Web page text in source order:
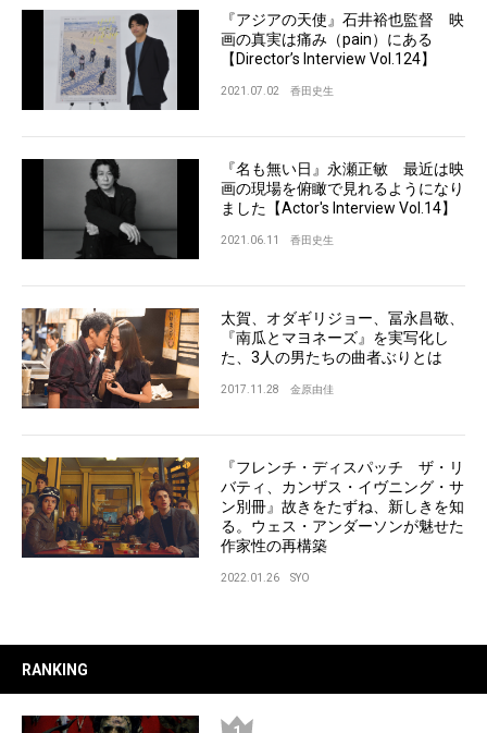
『アジアの天使』石井裕也監督 映
画の真実は痛み（pain）にある
【Director’s Interview Vol.124】
2021.07.02 香田史生
『名も無い日』永瀬正敏 最近は映
画の現場を俯瞰で見れるようになり
ました【Actor's Interview Vol.14】
2021.06.11 香田史生
太賀、オダギリジョー、冨永昌敬、
『南瓜とマヨネーズ』を実写化し
た、3人の男たちの曲者ぶりとは
2017.11.28 金原由佳
『フレンチ・ディスパッチ ザ・リ
バティ、カンザス・イヴニング・サ
ン別冊』故きをたずね、新しきを知
る。ウェス・アンダーソンが魅せた
作家性の再構築
2022.01.26 SYO
RANKING